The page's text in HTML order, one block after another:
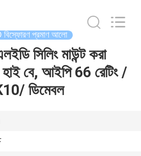
বিস্ফোরণ প্রমাণ আলো
সিলিং মাউন্ট করা
বে, আইপি 66 রেটিং /
ডিমেবল